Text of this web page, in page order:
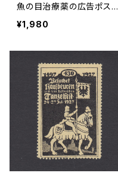
魚の目治療薬の広告ポスタ
ースタンプ 1910年頃
¥1,980